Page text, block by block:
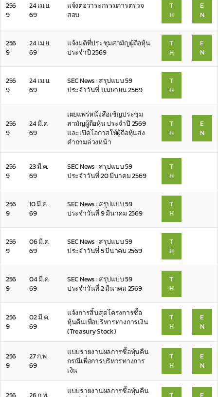
256
9
24 เม.ย.
69
แจ้งต่อวาระกรรมการตรวจ
สอบ
T
H
E
N
256
9
24 เม.ย.
69
แจ้งมติที่ประชุมสามัญผู้ถือหุ้น
ประจำปี 2569
T
H
E
N
256
9
24 เม.ย.
69
SEC News : สรุปแบบ 59
ประจำวันที่ 1 เมษายน 2569
T
H
256
9
24 มี.ค.
69
เผยแพร่หนังสือเชิญประชุม
สามัญผู้ถือหุ้น ประจำปี 2569
และเปิดโอกาสให้ผู้ถือหุ้นส่ง
คำถามล่วงหน้า
T
H
E
N
256
9
23 มี.ค.
69
SEC News : สรุปแบบ 59
ประจำวันที่ 20 มีนาคม 2569
T
H
256
9
10 มี.ค.
69
SEC News : สรุปแบบ 59
ประจำวันที่ 9 มีนาคม 2569
T
H
256
9
06 มี.ค.
69
SEC News : สรุปแบบ 59
ประจำวันที่ 5 มีนาคม 2569
T
H
256
9
04 มี.ค.
69
SEC News : สรุปแบบ 59
ประจำวันที่ 2 มีนาคม 2569
T
H
256
9
02 มี.ค.
69
แจ้งการสิ้นสุดโครงการซื้อ
หุ้นคืนเพื่อบริหารทางการเงิน
(Treasury Stock)
T
H
E
N
256
9
27 ก.พ.
69
แบบรายงานผลการซื้อหุ้นคืน
กรณีเพื่อการบริหารทางการ
เงิน
T
H
E
N
แบบรายงานผลการซื้อหุ้นคืน